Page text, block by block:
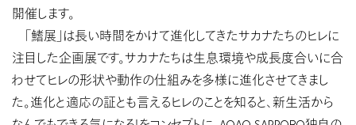
開催します。
「鰭展」は長い時間をかけて進化してきたサカナたちのヒレに
注目した企画展です。サカナたちは生息環境や成長度合いに合
わせてヒレの形状や動作の仕組みを多様に進化させてきまし
た。進化と適応の証とも言えるヒレのことを知ると、新生活から